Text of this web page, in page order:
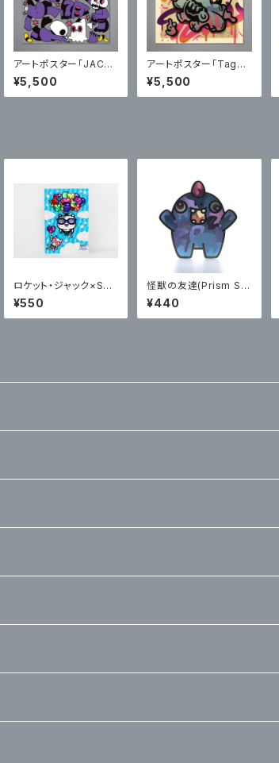
アートポスター「JACKi
es second color」
【サイン入り】
¥5,500
アートポスター「Taggi
ng」【サイン入り】
¥5,500
ロケット・ジャック×Sプ
リズムプリント ポステッ
カー
¥550
怪獣の友達(Prism Sp
ecial)×Sプリズムプリ
ント ステッカー
¥440